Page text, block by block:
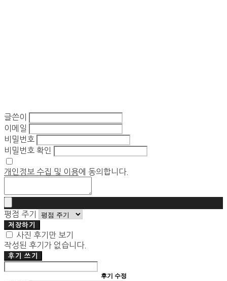
글쓴이
이메일
비밀번호
비밀번호 확인
개인정보 수집 및 이용에 동의합니다.
평점 주기
저장하기
사진 후기만 보기
작성된 후기가 없습니다.
후기 쓰기
후기 수정